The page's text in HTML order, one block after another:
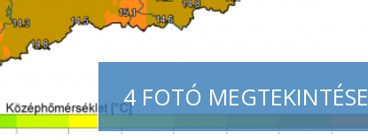
4 FOTÓ MEGTEKINTÉSE